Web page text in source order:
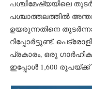
പശ്ചിമേഷ്യയിലെ
പശ്ചാത്തലത്തില്‍
ഉയരുന്നതിനെ
റിപ്പോര്‍ട്ടുണ്ട്.
പ്രകാരം, ഒരു ഗാര്‍ഹിക
ഇപ്പോള്‍ 1,600